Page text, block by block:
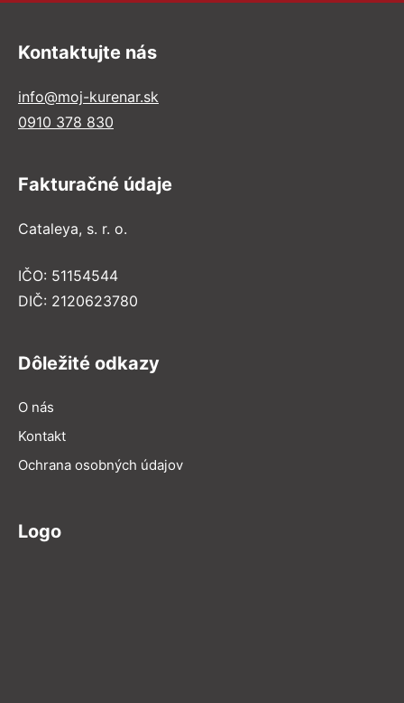
Kontaktujte nás
info@moj-kurenar.sk
0910 378 830
Fakturačné údaje
Cataleya, s. r. o.
IČO: 51154544
DIČ: 2120623780
Dôležité odkazy
O nás
Kontakt
Ochrana osobných údajov
Logo